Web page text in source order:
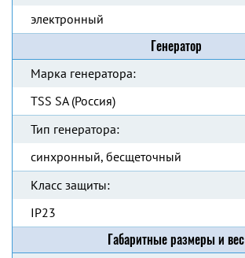
электронный
Генератор
Марка генератора:
TSS SA (Россия)
Тип генератора:
синхронный, бесщеточный
Класс защиты:
IP23
Габаритные размеры и вес